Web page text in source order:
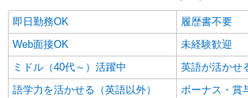
即日勤務OK
履歴書不要
Web面接OK
未経験歓迎
ミドル（40代～）活躍中
英語が活かせ
語学力を活かせる（英語以外）
ボーナス・賞